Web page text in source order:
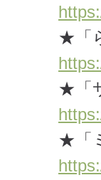
★「
★「
★「